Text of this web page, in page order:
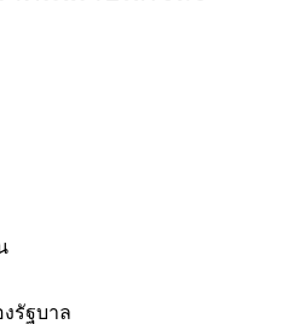
รัฐบาล